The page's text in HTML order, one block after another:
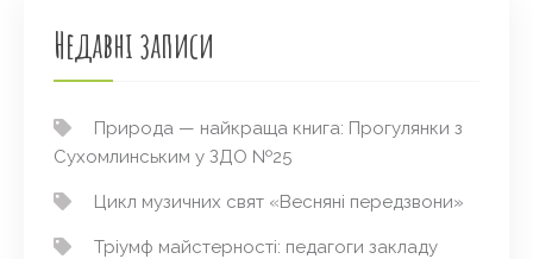
Недавні записи
Природа — найкраща книга: Прогулянки з
Сухомлинським у ЗДО №25
Цикл музичних свят «Весняні передзвони»
Тріумф майстерності: педагоги закладу